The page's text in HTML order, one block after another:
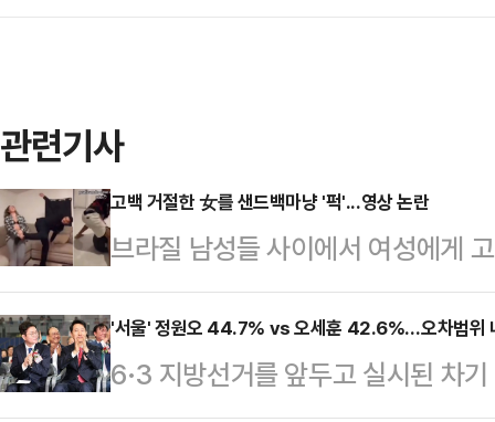
관련기사
고백 거절한 女를 샌드백마냥 '퍽'...영상 논란
브라질 남성들 사이에서 여성에게
습한다는 내용의 영상이 사회관계
일고 있다.10일(현지시간) 뉴욕포
고백을 거절할 경우를 대비한 훈련'
'서울' 정원오 44.7% vs 오세훈 42.6%…오차범위
6·3 지방선거를 앞두고 실시된 차